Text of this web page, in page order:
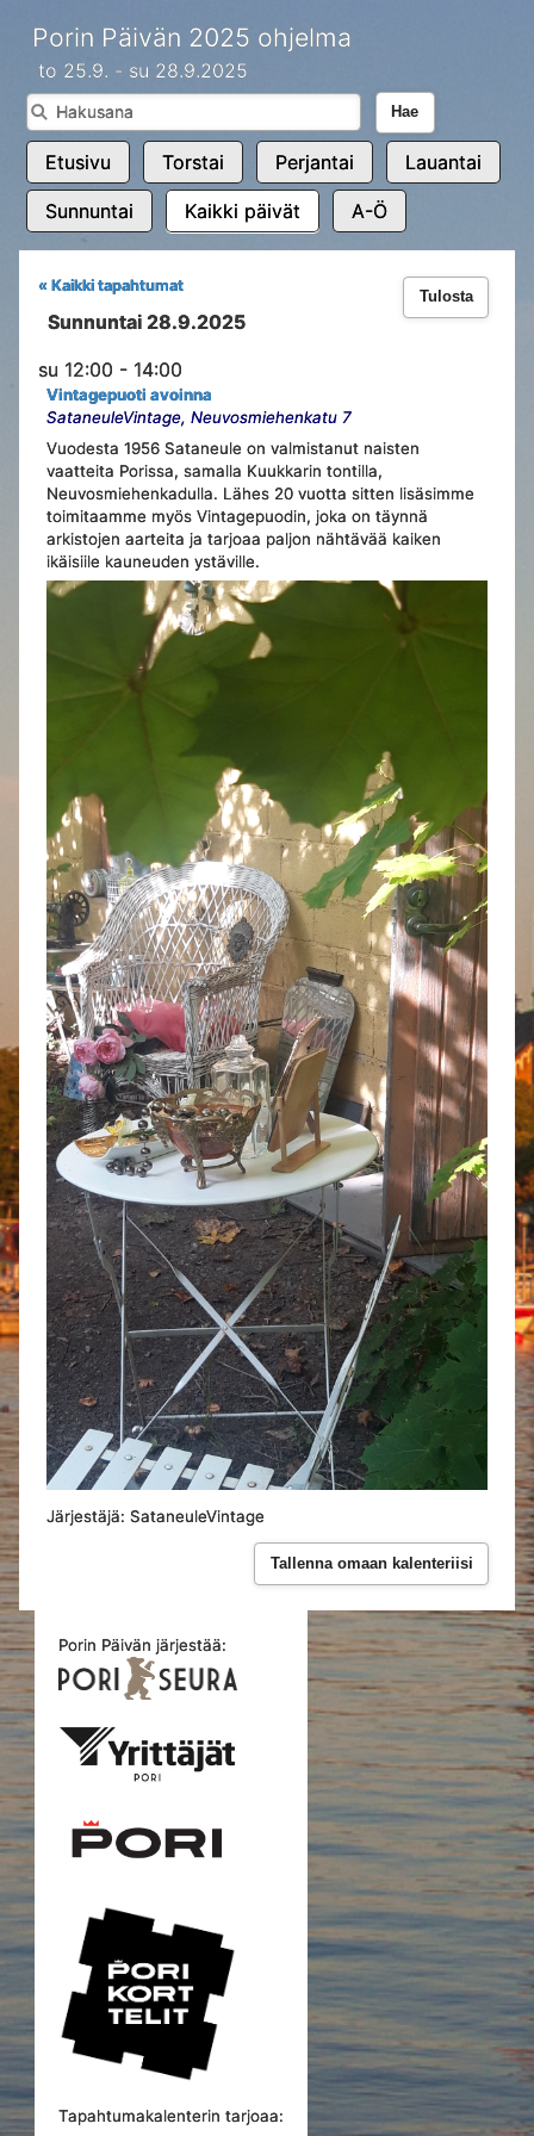
Porin Päivän 2025 ohjelma
to 25.9. - su 28.9.2025
Hae
Etusivu Torstai Perjantai Lauantai
Sunnuntai Kaikki päivät A-Ö
Tulosta
« Kaikki tapahtumat
Sunnuntai 28.9.2025
su 12:00 - 14:00
Vintagepuoti avoinna
SataneuleVintage, Neuvosmiehenkatu 7
Vuodesta 1956 Sataneule on valmistanut naisten
vaatteita Porissa, samalla Kuukkarin tontilla,
Neuvosmiehenkadulla. Lähes 20 vuotta sitten lisäsimme
toimitaamme myös Vintagepuodin, joka on täynnä
arkistojen aarteita ja tarjoaa paljon nähtävää kaiken
ikäisiile kauneuden ystäville.
Järjestäjä: SataneuleVintage
Tallenna omaan kalenteriisi
Porin Päivän järjestää:
Tapahtumakalenterin tarjoaa: